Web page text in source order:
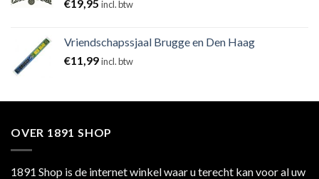
€19,95 incl. btw
Vriendschapssjaal Brugge en Den Haag
€11,99incl. btw
OVER 1891 SHOP
1891 Shop is de internet winkel waar u terecht kan voor al uw